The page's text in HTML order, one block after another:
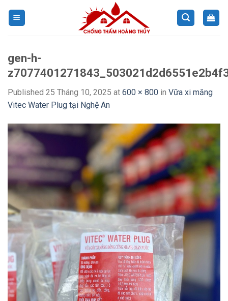
gen-h-
Published 25 Tháng 10, 2025 at 600 × 800 in Vữa xi măng
Vitec Water Plug tại Nghệ An